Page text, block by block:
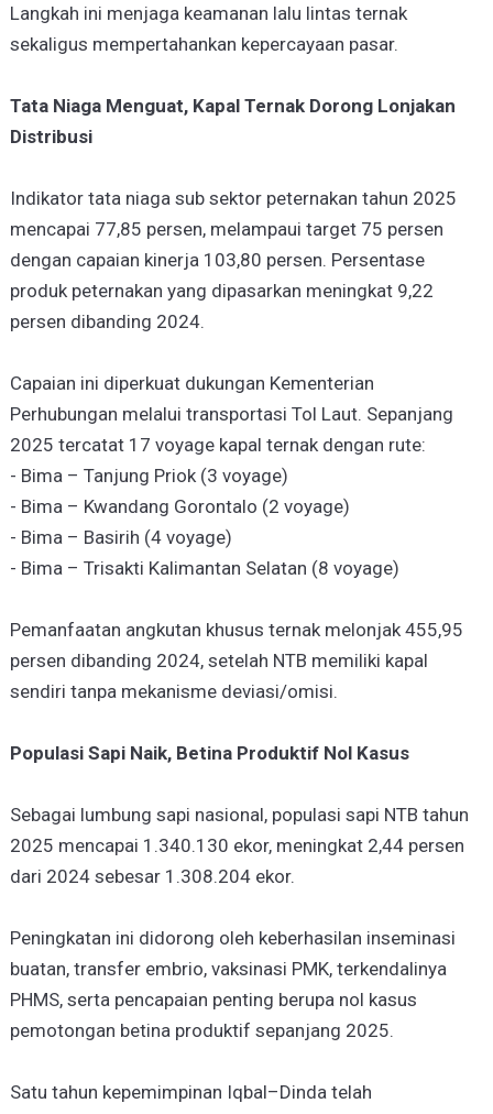
Langkah ini menjaga keamanan lalu lintas ternak
sekaligus mempertahankan kepercayaan pasar.
Tata Niaga Menguat, Kapal Ternak Dorong Lonjakan
Distribusi
Indikator tata niaga sub sektor peternakan tahun 2025
mencapai 77,85 persen, melampaui target 75 persen
dengan capaian kinerja 103,80 persen. Persentase
produk peternakan yang dipasarkan meningkat 9,22
persen dibanding 2024.
Capaian ini diperkuat dukungan Kementerian
Perhubungan melalui transportasi Tol Laut. Sepanjang
2025 tercatat 17 voyage kapal ternak dengan rute:
- Bima – Tanjung Priok (3 voyage)
- Bima – Kwandang Gorontalo (2 voyage)
- Bima – Basirih (4 voyage)
- Bima – Trisakti Kalimantan Selatan (8 voyage)
Pemanfaatan angkutan khusus ternak melonjak 455,95
persen dibanding 2024, setelah NTB memiliki kapal
sendiri tanpa mekanisme deviasi/omisi.
Populasi Sapi Naik, Betina Produktif Nol Kasus
Sebagai lumbung sapi nasional, populasi sapi NTB tahun
2025 mencapai 1.340.130 ekor, meningkat 2,44 persen
dari 2024 sebesar 1.308.204 ekor.
Peningkatan ini didorong oleh keberhasilan inseminasi
buatan, transfer embrio, vaksinasi PMK, terkendalinya
PHMS, serta pencapaian penting berupa nol kasus
pemotongan betina produktif sepanjang 2025.
Satu tahun kepemimpinan Iqbal–Dinda telah